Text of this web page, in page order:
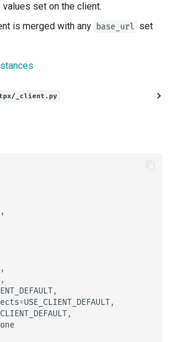
set on the client.
is merged with any base_url set
_client.py
,
,
,
,
=USE_CLIENT_DEFAULT,
,